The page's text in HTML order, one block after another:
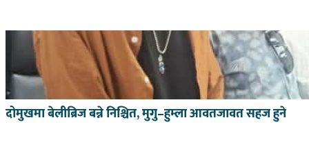
दोमुखमा बेलीब्रिज बन्ने निश्चित, मुगु–हुम्ला आवतजावत सहज हुने